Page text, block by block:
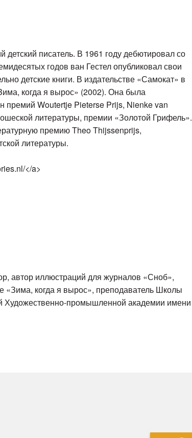
писатель. В 1961 году дебютировал со
годов ван Гестел опубликовал свои
детские книги. В издательстве «Самокат» в
когда я вырос» (2002). Она была
премий Woutertje Pieterse Prijs, Nienke van
литературы, премии «Золотой Грифель».
премию Theo Thijssenprijs,
литературы.
</a>
автор иллюстраций для журналов «Сноб»,
«Зима, когда я вырос», преподаватель Школы
промышленной академии имени